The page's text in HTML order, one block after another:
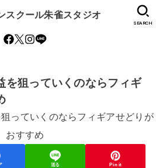
SEARCH
を狙っていくのならフィギ
送る Pin it